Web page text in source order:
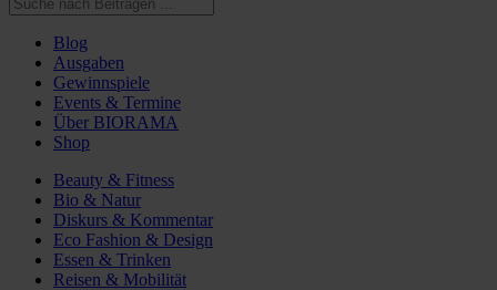
Blog
Ausgaben
Gewinnspiele
Events & Termine
Über BIORAMA
Shop
Beauty & Fitness
Bio & Natur
Diskurs & Kommentar
Eco Fashion & Design
Essen & Trinken
Reisen & Mobilität